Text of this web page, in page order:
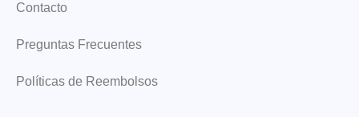
Contacto
Preguntas Frecuentes
Políticas de Reembolsos